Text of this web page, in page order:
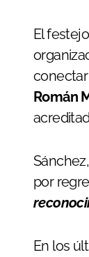
El
conectar
Román
por
En los